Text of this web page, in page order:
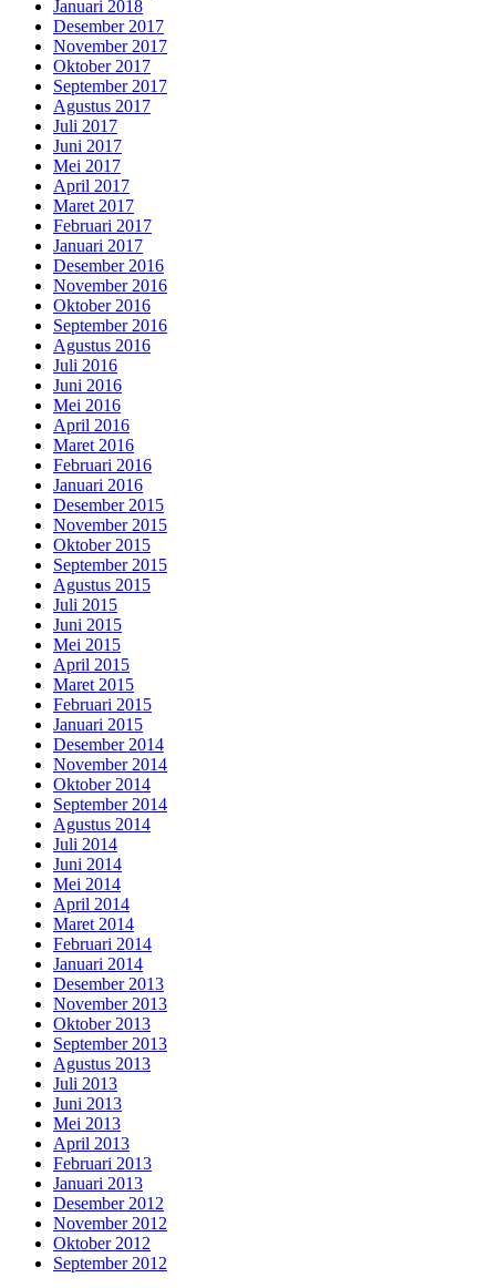
Januari 2018
Desember 2017
November 2017
Oktober 2017
September 2017
Agustus 2017
Juli 2017
Juni 2017
Mei 2017
April 2017
Maret 2017
Februari 2017
Januari 2017
Desember 2016
November 2016
Oktober 2016
September 2016
Agustus 2016
Juli 2016
Juni 2016
Mei 2016
April 2016
Maret 2016
Februari 2016
Januari 2016
Desember 2015
November 2015
Oktober 2015
September 2015
Agustus 2015
Juli 2015
Juni 2015
Mei 2015
April 2015
Maret 2015
Februari 2015
Januari 2015
Desember 2014
November 2014
Oktober 2014
September 2014
Agustus 2014
Juli 2014
Juni 2014
Mei 2014
April 2014
Maret 2014
Februari 2014
Januari 2014
Desember 2013
November 2013
Oktober 2013
September 2013
Agustus 2013
Juli 2013
Juni 2013
Mei 2013
April 2013
Februari 2013
Januari 2013
Desember 2012
November 2012
Oktober 2012
September 2012